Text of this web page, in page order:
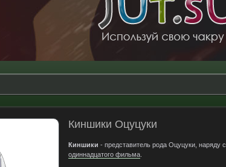
Киншики Оцуцуки
Киншики - представитель рода Оцуцуки, наряду с
одиннадцатого фильма.